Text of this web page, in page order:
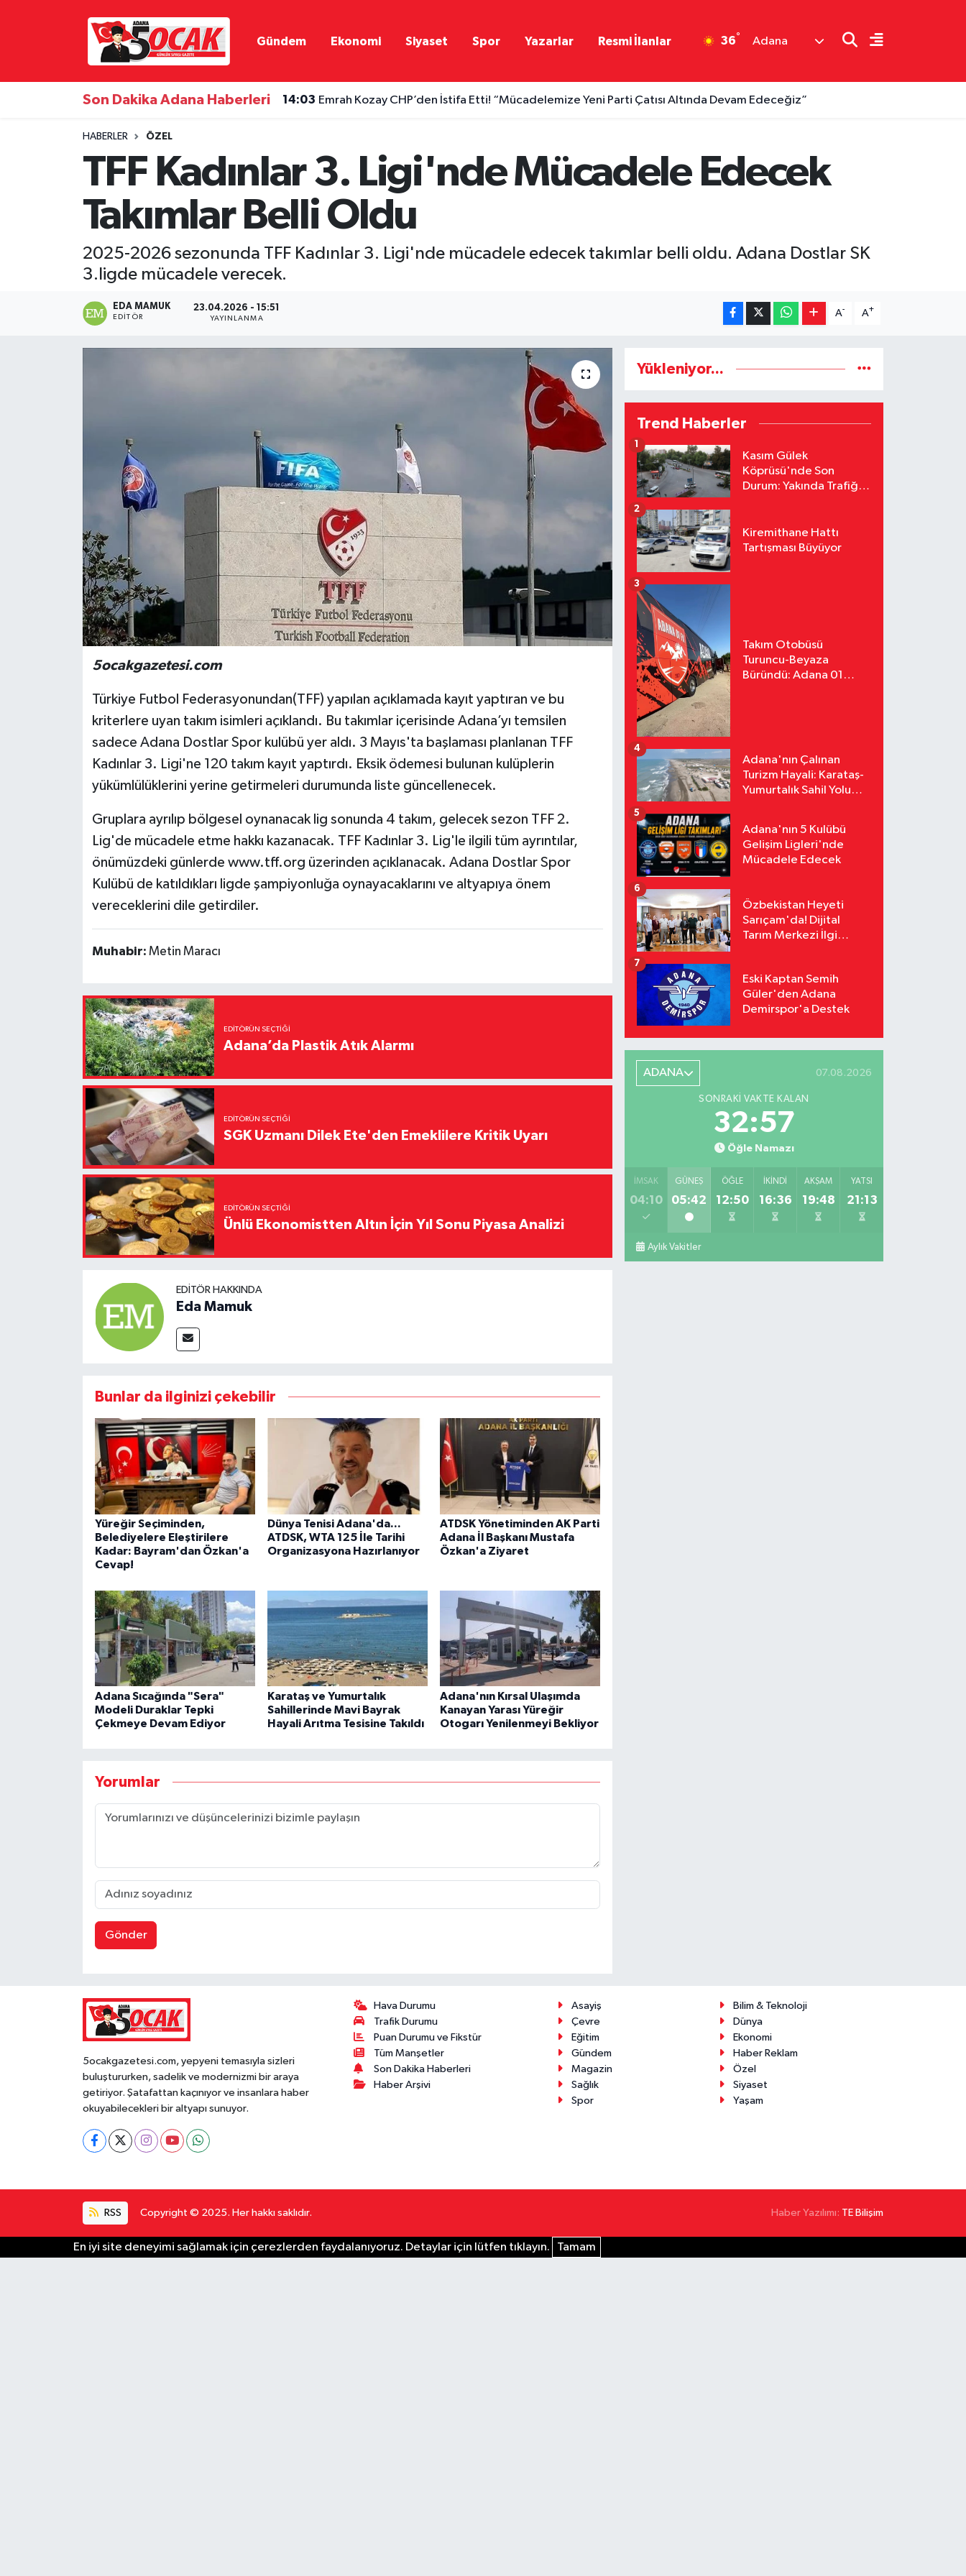
Gündem Ekonomi Siyaset Spor Yazarlar Resmi İlanlar 36° Adana
Son Dakika Adana Haberleri 14:03 Emrah Kozay CHP’den İstifa Etti! “Mücadelemize Yeni Parti Çatısı Altında Devam Edeceğiz”
HABERLER ÖZEL
TFF Kadınlar 3. Ligi'nde Mücadele Edecek
Takımlar Belli Oldu
2025-2026 sezonunda TFF Kadınlar 3. Ligi'nde mücadele edecek takımlar belli oldu. Adana Dostlar SK
3.ligde mücadele verecek.
EDA MAMUK
EDITÖR
23.04.2026 - 15:51
YAYINLANMA
A- A+
5ocakgazetesi.com
Türkiye Futbol Federasyonundan(TFF) yapılan açıklamada kayıt yaptıran ve bu
kriterlere uyan takım isimleri açıklandı. Bu takımlar içerisinde Adana’yı temsilen
sadece Adana Dostlar Spor kulübü yer aldı. 3 Mayıs'ta başlaması planlanan TFF
Kadınlar 3. Ligi'ne 120 takım kayıt yaptırdı. Eksik ödemesi bulunan kulüplerin
yükümlülüklerini yerine getirmeleri durumunda liste güncellenecek.
Gruplara ayrılıp bölgesel oynanacak lig sonunda 4 takım, gelecek sezon TFF 2.
Lig'de mücadele etme hakkı kazanacak. TFF Kadınlar 3. Lig'le ilgili tüm ayrıntılar,
önümüzdeki günlerde www.tff.org üzerinden açıklanacak. Adana Dostlar Spor
Kulübü de katıldıkları ligde şampiyonluğa oynayacaklarını ve altyapıya önem
vereceklerini dile getirdiler.
Muhabir: Metin Maracı
EDITÖRÜN SEÇTIĞI
Adana’da Plastik Atık Alarmı
EDITÖRÜN SEÇTIĞI
SGK Uzmanı Dilek Ete'den Emeklilere Kritik Uyarı
EDITÖRÜN SEÇTIĞI
Ünlü Ekonomistten Altın İçin Yıl Sonu Piyasa Analizi
EDITÖR HAKKINDA
Eda Mamuk
Bunlar da ilginizi çekebilir
Yüreğir Seçiminden,
Belediyelere Eleştirilere
Kadar: Bayram'dan Özkan'a
Cevap!
Dünya Tenisi Adana'da...
ATDSK, WTA 125 İle Tarihi
Organizasyona Hazırlanıyor
ATDSK Yönetiminden AK Parti
Adana İl Başkanı Mustafa
Özkan'a Ziyaret
Adana Sıcağında "Sera"
Modeli Duraklar Tepki
Çekmeye Devam Ediyor
Karataş ve Yumurtalık
Sahillerinde Mavi Bayrak
Hayali Arıtma Tesisine Takıldı
Adana'nın Kırsal Ulaşımda
Kanayan Yarası Yüreğir
Otogarı Yenilenmeyi Bekliyor
Yorumlar
Gönder
Yükleniyor...
Trend Haberler
Kasım Gülek
Köprüsü'nde Son
Durum: Yakında Trafiğe
1
Kiremithane Hattı
Tartışması Büyüyor
2
Takım Otobüsü
Turuncu-Beyaza
Büründü: Adana 01
3
Adana'nın Çalınan
Turizm Hayali: Karataş-
Yumurtalık Sahil Yolu
4
Adana'nın 5 Kulübü
Gelişim Ligleri'nde
Mücadele Edecek
5
Özbekistan Heyeti
Sarıçam'da! Dijital
Tarım Merkezi İlgi
6
Eski Kaptan Semih
Güler'den Adana
Demirspor'a Destek
7
ADANA 07.08.2026
SONRAKI VAKTE KALAN
32:56
Öğle Namazı
İMSAK
04:10
GÜNEŞ
05:42
ÖĞLE
12:50
İKINDI
16:36
AKŞAM
19:48
YATSI
21:13
Aylık Vakitler
5ocakgazetesi.com, yepyeni temasıyla sizleri
buluştururken, sadelik ve modernizmi bir araya
getiriyor. Şatafattan kaçınıyor ve insanlara haber
okuyabilecekleri bir altyapı sunuyor.
Hava Durumu
Trafik Durumu
Puan Durumu ve Fikstür
Tüm Manşetler
Son Dakika Haberleri
Haber Arşivi
Asayiş
Bilim & Teknoloji
Çevre
Dünya
Eğitim
Ekonomi
Gündem
Haber Reklam
Magazin
Özel
Sağlık
Siyaset
Spor
Yaşam
RSS Copyright © 2025. Her hakkı saklıdır. Haber Yazılımı: TE Bilişim
En iyi site deneyimi sağlamak için çerezlerden faydalanıyoruz. Detaylar için lütfen tıklayın. Tamam
Gündem
Haber Reklam
Magazin
Yerel Yönetimler
Yurttan
Hava Durumu
Tüm Manşetler
Son Dakika Haberleri